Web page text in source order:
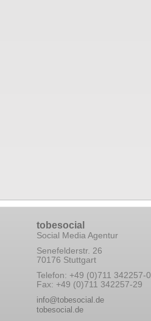
tobesocial
Social Media Agentur
Senefelderstr. 26
70176 Stuttgart
Telefon: +49 (0)711 342257-0
Fax: +49 (0)711 342257-29
info@tobesocial.de
tobesocial.de